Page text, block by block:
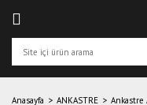
Anasayfa ANKASTRE Ankastre